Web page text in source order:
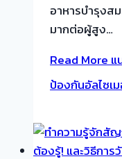
อาหารบำรุงส
มากต่อผู้สูง…
Read More แ
ป้องกันอัลไซเ